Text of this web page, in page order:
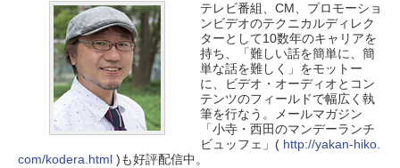
テレビ番組、CM、プロモーショ
ンビデオのテクニカルディレク
ターとして10数年のキャリアを
持ち、「難しい話を簡単に、簡
単な話を難しく」をモットー
に、ビデオ・オーディオとコン
テンツのフィールドで幅広く執
筆を行なう。メールマガジン
「小寺・西田のマンデーランチ
ビュッフェ」( http://yakan-hiko.
com/kodera.html)も好評配信中。